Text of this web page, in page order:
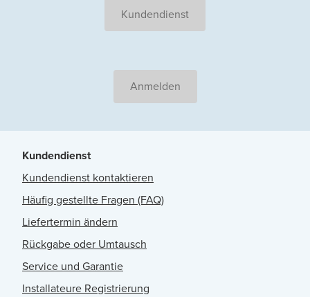
Kundendienst
Anmelden
Kundendienst
Kundendienst kontaktieren
Häufig gestellte Fragen (FAQ)
Liefertermin ändern
Rückgabe oder Umtausch
Service und Garantie
Installateure Registrierung